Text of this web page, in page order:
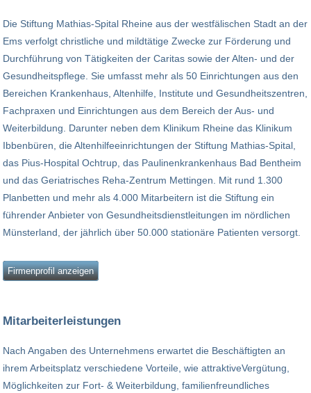
Die Stiftung Mathias-Spital Rheine aus der westfälischen Stadt an der
Ems verfolgt christliche und mildtätige Zwecke zur Förderung und
Durchführung von Tätigkeiten der Caritas sowie der Alten- und der
Gesundheitspflege. Sie umfasst mehr als 50 Einrichtungen aus den
Bereichen Krankenhaus, Altenhilfe, Institute und Gesundheitszentren,
Fachpraxen und Einrichtungen aus dem Bereich der Aus- und
Weiterbildung. Darunter neben dem Klinikum Rheine das Klinikum
Ibbenbüren, die Altenhilfeeinrichtungen der Stiftung Mathias-Spital,
das Pius-Hospital Ochtrup, das Paulinenkrankenhaus Bad Bentheim
und das Geriatrisches Reha-Zentrum Mettingen. Mit rund 1.300
Planbetten und mehr als 4.000 Mitarbeitern ist die Stiftung ein
führender Anbieter von Gesundheitsdienstleitungen im nördlichen
Münsterland, der jährlich über 50.000 stationäre Patienten versorgt.
Firmenprofil anzeigen
Mitarbeiterleistungen
Nach Angaben des Unternehmens erwartet die Beschäftigten an
ihrem Arbeitsplatz verschiedene Vorteile, wie attraktiveVergütung,
Möglichkeiten zur Fort- & Weiterbildung, familienfreundliches